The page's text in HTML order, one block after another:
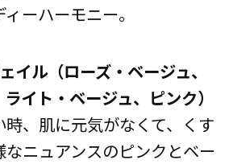
ーハーモニー。
イル（ローズ・ベージュ、
イト・ベージュ、ピンク）
、肌に元気がなくて、くす
ニュアンスのピンクとベー